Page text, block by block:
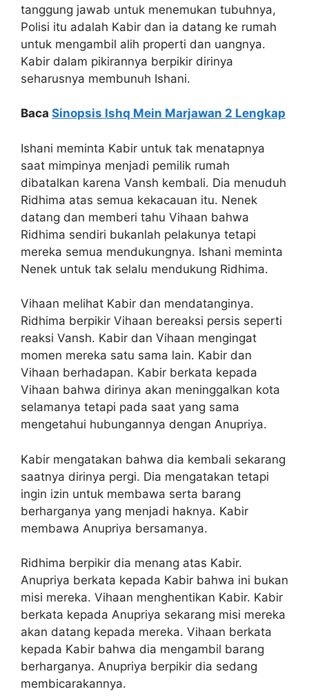
tanggung jawab untuk menemukan tubuhnya,
Polisi itu adalah Kabir dan ia datang ke rumah
untuk mengambil alih properti dan uangnya.
Kabir dalam pikirannya berpikir dirinya
seharusnya membunuh Ishani.
Baca Sinopsis Ishq Mein Marjawan 2 Lengkap
Ishani meminta Kabir untuk tak menatapnya
saat mimpinya menjadi pemilik rumah
dibatalkan karena Vansh kembali. Dia menuduh
Ridhima atas semua kekacauan itu. Nenek
datang dan memberi tahu Vihaan bahwa
Ridhima sendiri bukanlah pelakunya tetapi
mereka semua mendukungnya. Ishani meminta
Nenek untuk tak selalu mendukung Ridhima.
Vihaan melihat Kabir dan mendatanginya.
Ridhima berpikir Vihaan bereaksi persis seperti
reaksi Vansh. Kabir dan Vihaan mengingat
momen mereka satu sama lain. Kabir dan
Vihaan berhadapan. Kabir berkata kepada
Vihaan bahwa dirinya akan meninggalkan kota
selamanya tetapi pada saat yang sama
mengetahui hubungannya dengan Anupriya.
Kabir mengatakan bahwa dia kembali sekarang
saatnya dirinya pergi. Dia mengatakan tetapi
ingin izin untuk membawa serta barang
berharganya yang menjadi haknya. Kabir
membawa Anupriya bersamanya.
Ridhima berpikir dia menang atas Kabir.
Anupriya berkata kepada Kabir bahwa ini bukan
misi mereka. Vihaan menghentikan Kabir. Kabir
berkata kepada Anupriya sekarang misi mereka
akan datang kepada mereka. Vihaan berkata
kepada Kabir bahwa dia mengambil barang
berharganya. Anupriya berpikir dia sedang
membicarakannya.